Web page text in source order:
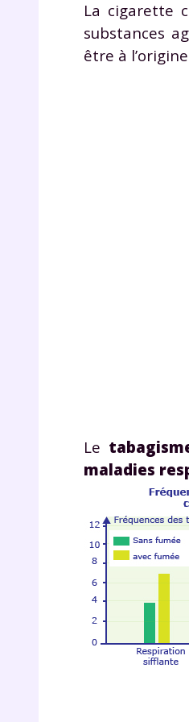
La cigarette
substances
être à
Le
maladies